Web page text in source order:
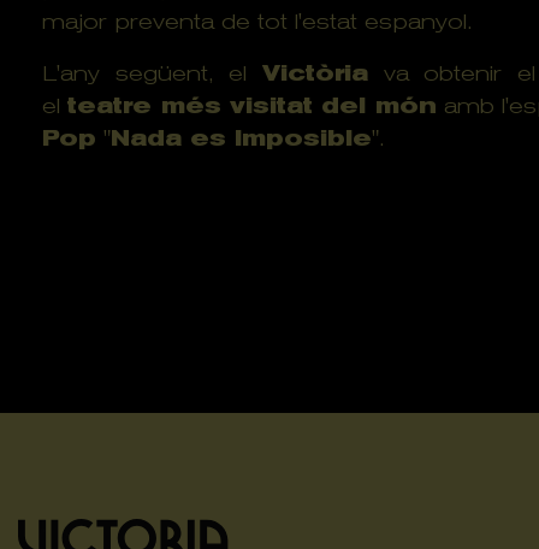
major preventa de tot l'estat espanyol.
L'any següent, el Victòriava obtenir el
elteatre més visitat del món amb
Pop "Nada es Imposible".